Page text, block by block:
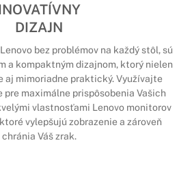
DIZAJN
bez problémov na každý stôl, sú
a kompaktným dizajnom, ktorý nielen
aj mimoriadne praktický. Využívajte
pre maximálne prispôsobenia Vašich
vlastnosťami Lenovo monitorov
vylepšujú zobrazenie a zároveň
chránia Váš zrak.